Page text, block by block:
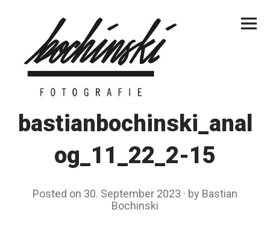
Menu
bastianbochinski_anal
og_11_22_2-15
Posted on 30. September 2023 by Bastian
Bochinski